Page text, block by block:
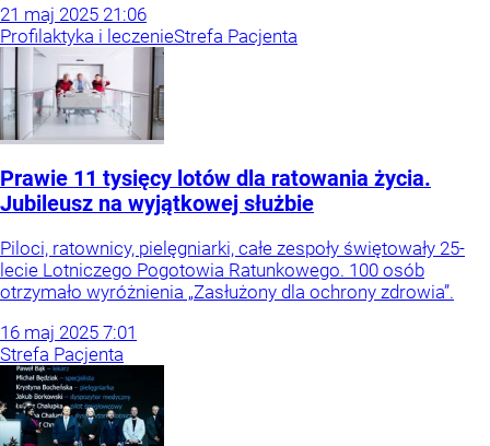
21 maj 2025 21:06
Profilaktyka i leczenieStrefa Pacjenta
Prawie 11 tysięcy lotów dla ratowania życia.
Jubileusz na wyjątkowej służbie
Piloci, ratownicy, pielęgniarki, całe zespoły świętowały 25-
lecie Lotniczego Pogotowia Ratunkowego. 100 osób
otrzymało wyróżnienia „Zasłużony dla ochrony zdrowia”.
16 maj 2025 7:01
Strefa Pacjenta